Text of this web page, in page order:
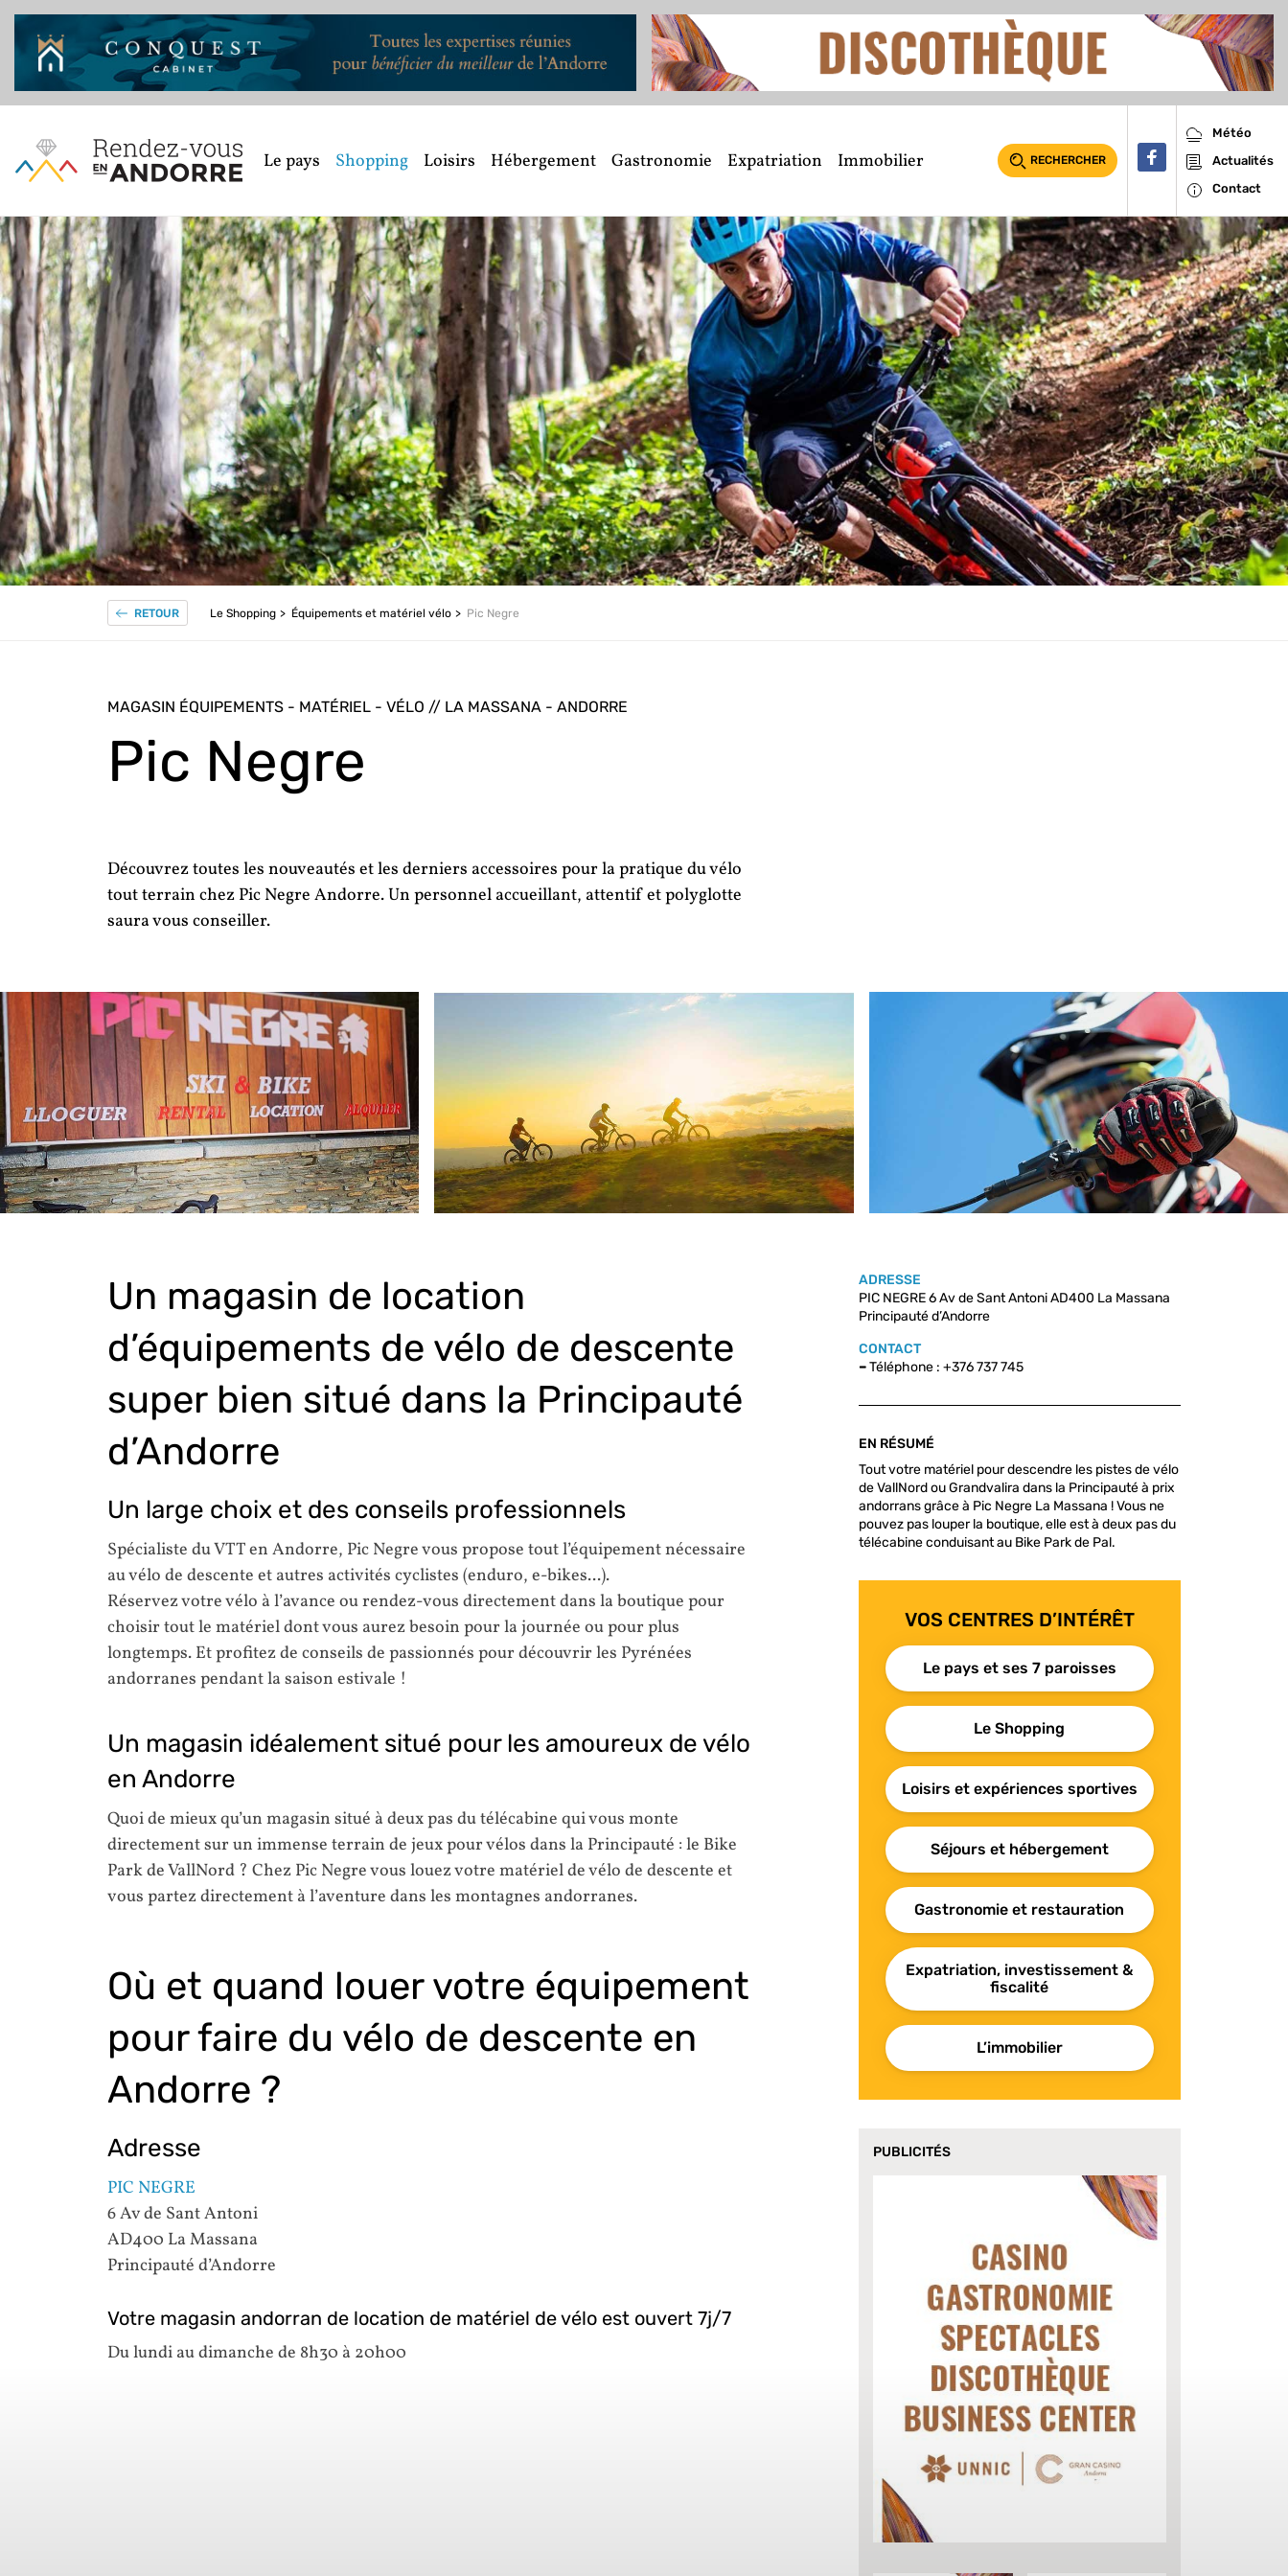
Le pays Shopping Loisirs Hébergement Gastronomie Expatriation Immobilier RECHERCHER
Météo
Actualités
Contact
RETOUR Le Shopping Équipements et matériel vélo Pic Negre
MAGASIN ÉQUIPEMENTS - MATÉRIEL - VÉLO // LA MASSANA - ANDORRE
Pic Negre
Découvrez toutes les nouveautés et les derniers accessoires pour la pratique du vélo
tout terrain chez Pic Negre Andorre. Un personnel accueillant, attentif et polyglotte
saura vous conseiller.
Un magasin de location
d’équipements de vélo de descente
super bien situé dans la Principauté
d’Andorre
Un large choix et des conseils professionnels
Spécialiste du VTT en Andorre, Pic Negre vous propose tout l’équipement nécessaire
au vélo de descente et autres activités cyclistes (enduro, e-bikes...).
Réservez votre vélo à l’avance ou rendez-vous directement dans la boutique pour
choisir tout le matériel dont vous aurez besoin pour la journée ou pour plus
longtemps. Et profitez de conseils de passionnés pour découvrir les Pyrénées
andorranes pendant la saison estivale !
Un magasin idéalement situé pour les amoureux de vélo
en Andorre
Quoi de mieux qu’un magasin situé à deux pas du télécabine qui vous monte
directement sur un immense terrain de jeux pour vélos dans la Principauté : le Bike
Park de VallNord ? Chez Pic Negre vous louez votre matériel de vélo de descente et
vous partez directement à l’aventure dans les montagnes andorranes.
Où et quand louer votre équipement
pour faire du vélo de descente en
Andorre ?
Adresse
PIC NEGRE
6 Av de Sant Antoni
AD400 La Massana
Principauté d’Andorre
Votre magasin andorran de location de matériel de vélo est ouvert 7j/7
Du lundi au dimanche de 8h30 à 20h00
ADRESSE
PIC NEGRE 6 Av de Sant Antoni AD400 La Massana
Principauté d’Andorre
CONTACT
–Téléphone : +376 737 745
EN RÉSUMÉ
Tout votre matériel pour descendre les pistes de vélo
de VallNord ou Grandvalira dans la Principauté à prix
andorrans grâce à Pic Negre La Massana ! Vous ne
pouvez pas louper la boutique, elle est à deux pas du
télécabine conduisant au Bike Park de Pal.
VOS CENTRES D’INTÉRÊT
Le pays et ses 7 paroisses
Le Shopping
Loisirs et expériences sportives
Séjours et hébergement
Gastronomie et restauration
Expatriation, investissement &
fiscalité
L’immobilier
PUBLICITÉS